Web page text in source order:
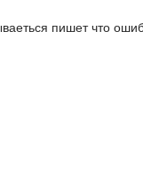
пишет что